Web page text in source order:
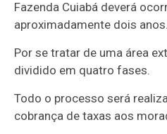
Fazenda Cuiabá deverá
aproximadamente dois anos.
Por se tratar de uma área
dividido em quatro fases.
Todo o processo será
cobrança de taxas aos